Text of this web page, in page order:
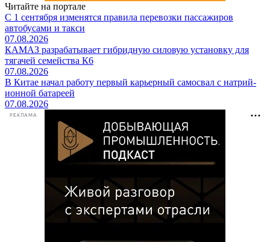
Читайте на портале
С 1 сентября изменятся правила перевозки пассажиров
автобусами и такси
07.08.2026
КАМАЗ разрабатывает гибридную силовую установку для
тягачей семейства К6
07.08.2026
В Китае начал работу первый карьерный самосвал с натрий-
ионной батареей
07.08.2026
РЕКЛАМА